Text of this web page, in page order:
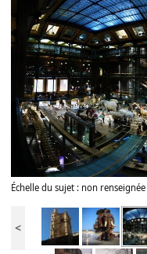
Échelle du sujet : non renseignée
<